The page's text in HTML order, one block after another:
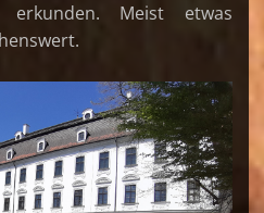
Meist etwas